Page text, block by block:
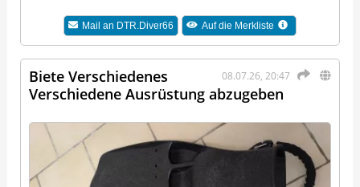
Mail an DTR.Diver66 Auf die Merkliste
08.07.26, 20:47
Biete Verschiedenes
Verschiedene Ausrüstung abzugeben